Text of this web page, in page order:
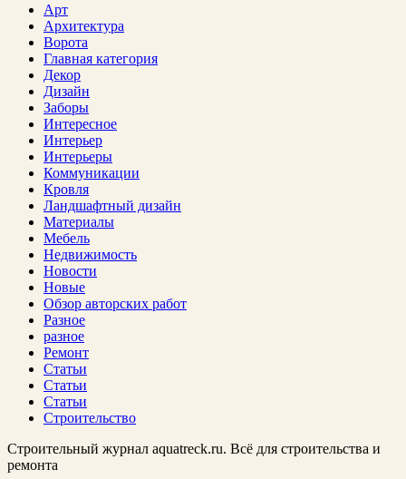
Арт
Архитектура
Ворота
Главная категория
Декор
Дизайн
Заборы
Интересное
Интерьер
Интерьеры
Коммуникации
Кровля
Ландшафтный дизайн
Материалы
Мебель
Недвижимость
Новости
Новые
Обзор авторских работ
Разное
разное
Ремонт
Статьи
Статьи
Статьи
Строительство
Строительный журнал aquatreck.ru. Всё для строительства и
ремонта